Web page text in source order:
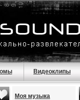
Видеоклипы
Моя музыка